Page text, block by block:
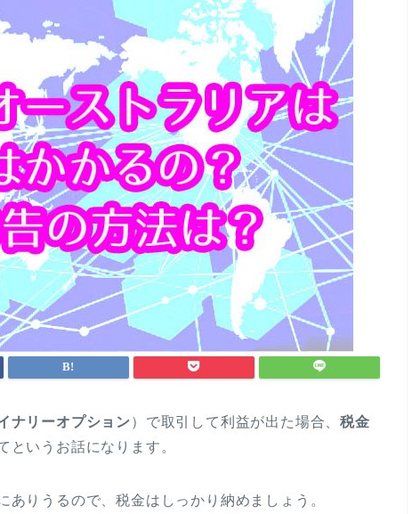
ナリーオプション）で取引して利益が出た場合、税金
というお話になります。
りうるので、税金はしっかり納めましょう。